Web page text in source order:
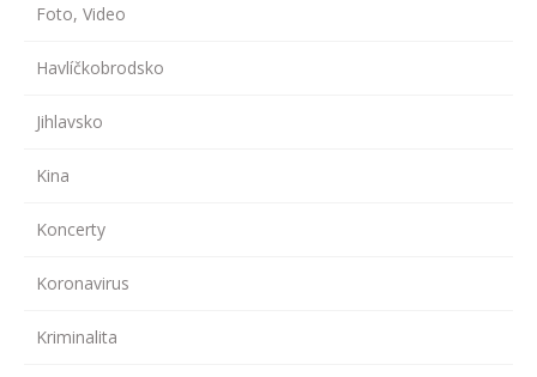
Foto, Video
Havlíčkobrodsko
Jihlavsko
Kina
Koncerty
Koronavirus
Kriminalita